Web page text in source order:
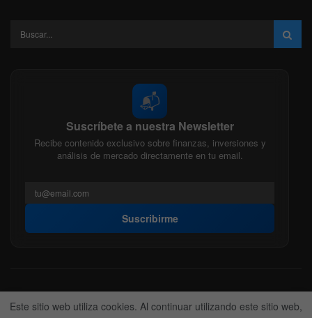
📬
Suscríbete a nuestra Newsletter
Recibe contenido exclusivo sobre finanzas, inversiones y
análisis de mercado directamente en tu email.
Suscribirme
Acerca de nosotros Politica Editorial
Nuestro Equipo
Contactanos
Anunciate
Este sitio web utiliza cookies. Al continuar utilizando este sitio web,